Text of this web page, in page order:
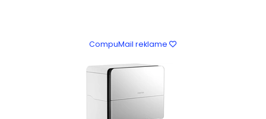
CompuMail reklame